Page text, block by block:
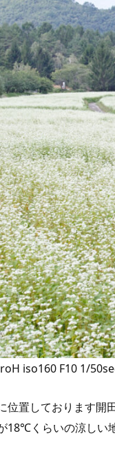
iso160 F10 1/
位置しております開
18℃くらいの涼しい